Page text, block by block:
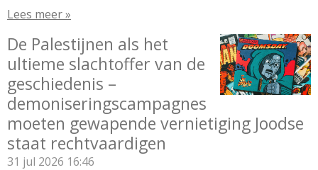
Lees meer »
De Palestijnen als het
ultieme slachtoffer van de
geschiedenis –
demoniseringscampagnes
moeten gewapende vernietiging Joodse
staat rechtvaardigen
31 jul 2026 16:46